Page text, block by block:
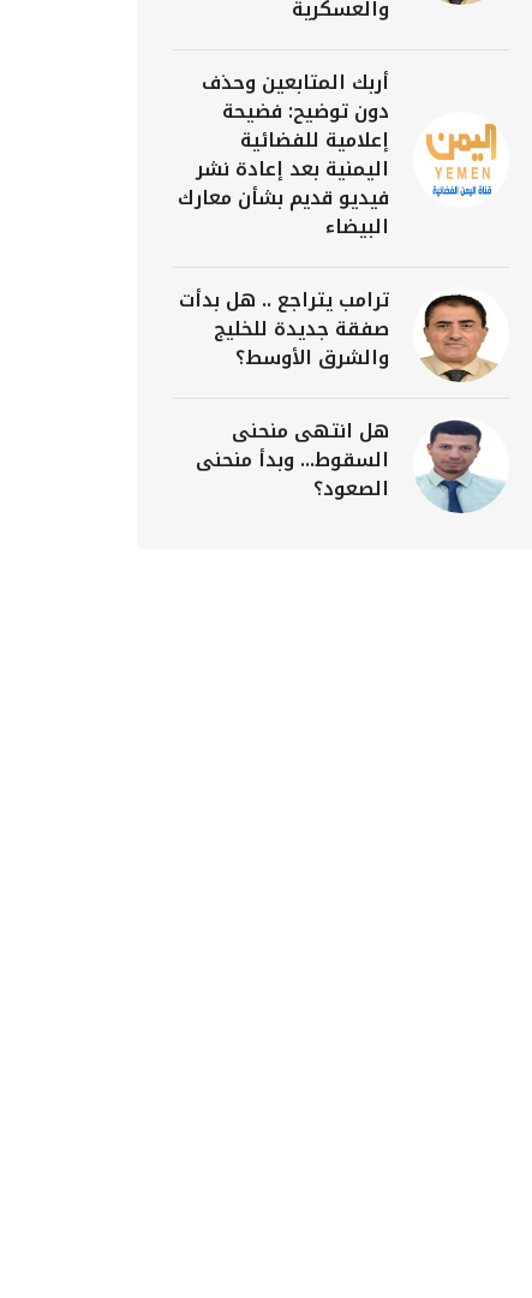
والعسكرية
أربك المتابعين وحذف
دون توضيح: فضيحة
إعلامية للفضائية
اليمنية بعد إعادة نشر
فيديو قديم بشأن معارك
البيضاء
ترامب يتراجع .. هل بدأت
صفقة جديدة للخليج
والشرق الأوسط؟
هل انتهى منحنى
السقوط... وبدأ منحنى
الصعود؟